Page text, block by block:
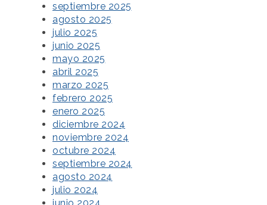
septiembre 2025
agosto 2025
julio 2025
junio 2025
mayo 2025
abril 2025
marzo 2025
febrero 2025
enero 2025
diciembre 2024
noviembre 2024
octubre 2024
septiembre 2024
agosto 2024
julio 2024